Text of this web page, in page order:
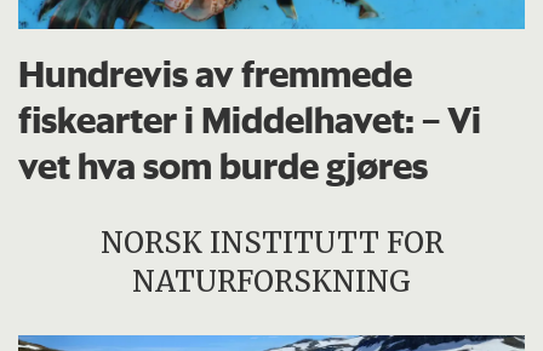
Hundrevis av fremmede
fiskearter i Middelhavet: – Vi
vet hva som burde gjøres
NORSK INSTITUTT FOR
NATURFORSKNING